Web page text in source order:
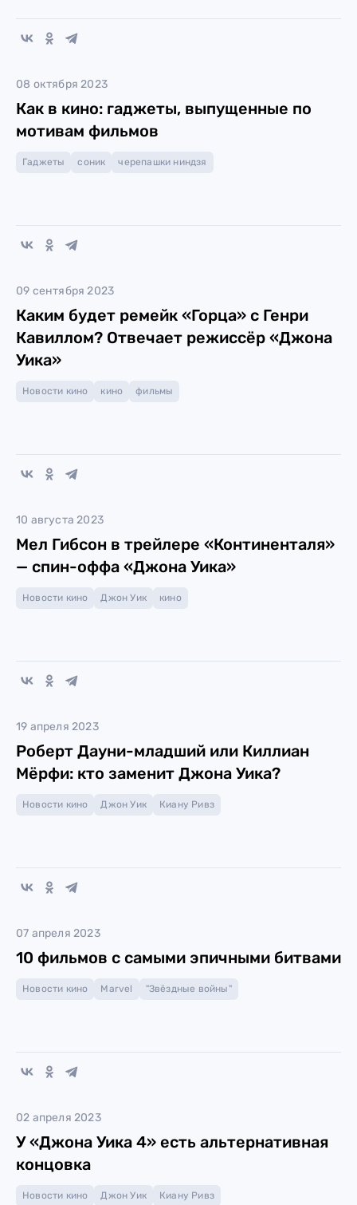
08 октября 2023
Как в кино: гаджеты, выпущенные по
мотивам фильмов
Гаджеты соник черепашки ниндзя
09 сентября 2023
Каким будет ремейк «Горца» с Генри
Кавиллом? Отвечает режиссёр «Джона
Уика»
Новости кино кино фильмы
10 августа 2023
Мел Гибсон в трейлере «Континенталя»
— спин-оффа «Джона Уика»
Новости кино Джон Уик кино
19 апреля 2023
Роберт Дауни-младший или Киллиан
Мёрфи: кто заменит Джона Уика?
Новости кино Джон Уик Киану Ривз
07 апреля 2023
10 фильмов с самыми эпичными битвами
Новости кино Marvel "Звёздные войны"
02 апреля 2023
У «Джона Уика 4» есть альтернативная
концовка
Новости кино Джон Уик Киану Ривз